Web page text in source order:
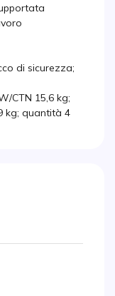
di sicurezza;
CTN 15,6 kg;
kg; quantità 4